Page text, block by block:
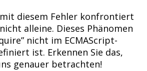
diesem Fehler konfrontiert
alleine. Dieses Phänomen
nicht im ECMAScript-
ist. Erkennen Sie das,
genauer betrachten!